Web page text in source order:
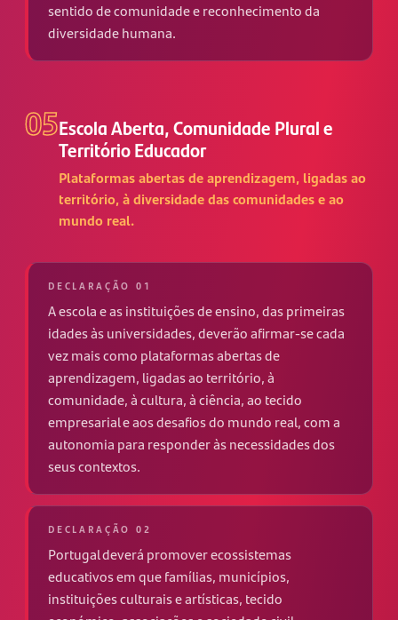
sentido de comunidade e reconhecimento da
diversidade humana.
05Escola Aberta, Comunidade Plural e
Território Educador
Plataformas abertas de aprendizagem, ligadas ao
território, à diversidade das comunidades e ao
mundo real.
DECLARAÇÃO 01
A escola e as instituições de ensino, das primeiras
idades às universidades, deverão afirmar-se cada
vez mais como plataformas abertas de
aprendizagem, ligadas ao território, à
comunidade, à cultura, à ciência, ao tecido
empresarial e aos desafios do mundo real, com a
autonomia para responder às necessidades dos
seus contextos.
DECLARAÇÃO 02
Portugal deverá promover ecossistemas
educativos em que famílias, municípios,
instituições culturais e artísticas, tecido